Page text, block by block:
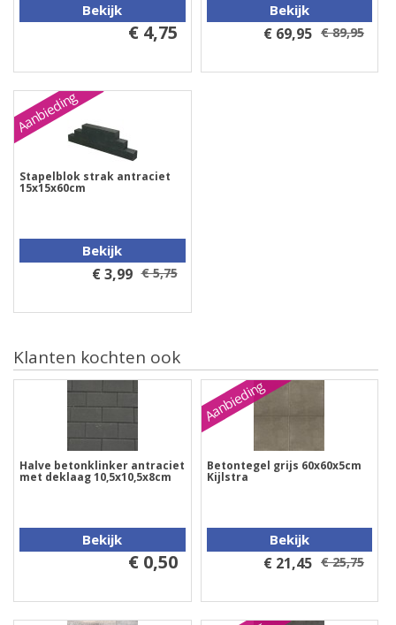
Bekijk
€ 4,75
Bekijk
€ 69,95 € 89,95
Aanbieding
Stapelblok strak antraciet
15x15x60cm
Bekijk
€ 3,99 € 5,75
Klanten kochten ook
Halve betonklinker antraciet
met deklaag 10,5x10,5x8cm
Bekijk
€ 0,50
Aanbieding
Betontegel grijs 60x60x5cm
Kijlstra
Bekijk
€ 21,45 € 25,75